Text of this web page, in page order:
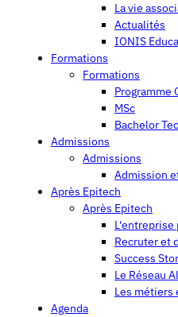
La vie
Actualités
IONIS
Formations
Formations
Programme
MSc
Bachelor
Admissions
Admissions
Admission
Après Epitech
Après Epitech
L'entreprise
Recruter et
Success
Le Réseau
Les métiers
Agenda